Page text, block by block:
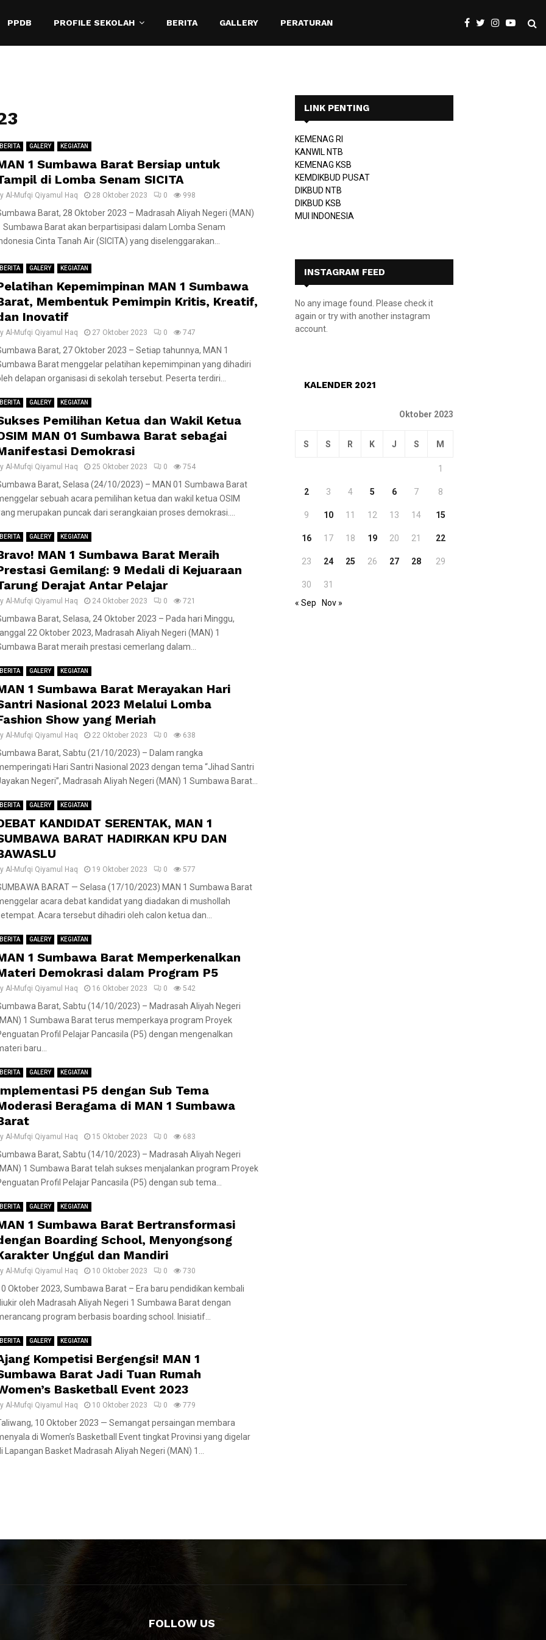
PPDB PROFILE SEKOLAH BERITA GALLERY PERATURAN
BERITA GALERY KEGIATAN
1 Sumbawa Barat Bersiap untuk
di Lomba Senam SICITA
Al-Mufqi Qiyamul Haq 28 Oktober 2023 0 998
Barat, 28 Oktober 2023 – Madrasah Aliyah Negeri (MAN)
Sumbawa Barat akan berpartisipasi dalam Lomba Senam
Cinta Tanah Air (SICITA) yang diselenggarakan...
BERITA GALERY KEGIATAN
Kepemimpinan MAN 1 Sumbawa
Membentuk Pemimpin Kritis, Kreatif,
Inovatif
Al-Mufqi Qiyamul Haq 27 Oktober 2023 0 747
Barat, 27 Oktober 2023 – Setiap tahunnya, MAN 1
Barat menggelar pelatihan kepemimpinan yang dihadiri
delapan organisasi di sekolah tersebut. Peserta terdiri...
BERITA GALERY KEGIATAN
Pemilihan Ketua dan Wakil Ketua
MAN 01 Sumbawa Barat sebagai
Demokrasi
Al-Mufqi Qiyamul Haq 25 Oktober 2023 0 754
Barat, Selasa (24/10/2023) – MAN 01 Sumbawa Barat
sebuah acara pemilihan ketua dan wakil ketua OSIM
merupakan puncak dari serangkaian proses demokrasi....
BERITA GALERY KEGIATAN
MAN 1 Sumbawa Barat Meraih
Gemilang: 9 Medali di Kejuaraan
Derajat Antar Pelajar
Al-Mufqi Qiyamul Haq 24 Oktober 2023 0 721
Barat, Selasa, 24 Oktober 2023 – Pada hari Minggu,
22 Oktober 2023, Madrasah Aliyah Negeri (MAN) 1
Barat meraih prestasi cemerlang dalam...
BERITA GALERY KEGIATAN
1 Sumbawa Barat Merayakan Hari
Nasional 2023 Melalui Lomba
Show yang Meriah
Al-Mufqi Qiyamul Haq 22 Oktober 2023 0 638
Barat, Sabtu (21/10/2023) – Dalam rangka
Hari Santri Nasional 2023 dengan tema “Jihad Santri
Negeri”, Madrasah Aliyah Negeri (MAN) 1 Sumbawa Barat...
BERITA GALERY KEGIATAN
KANDIDAT SERENTAK, MAN 1
BARAT HADIRKAN KPU DAN
Al-Mufqi Qiyamul Haq 19 Oktober 2023 0 577
BARAT — Selasa (17/10/2023) MAN 1 Sumbawa Barat
acara debat kandidat yang diadakan di mushollah
Acara tersebut dihadiri oleh calon ketua dan...
BERITA GALERY KEGIATAN
1 Sumbawa Barat Memperkenalkan
Demokrasi dalam Program P5
Al-Mufqi Qiyamul Haq 16 Oktober 2023 0 542
Barat, Sabtu (14/10/2023) – Madrasah Aliyah Negeri
1 Sumbawa Barat terus memperkaya program Proyek
Profil Pelajar Pancasila (P5) dengan mengenalkan
baru...
BERITA GALERY KEGIATAN
P5 dengan Sub Tema
Beragama di MAN 1 Sumbawa
Al-Mufqi Qiyamul Haq 15 Oktober 2023 0 683
Barat, Sabtu (14/10/2023) – Madrasah Aliyah Negeri
1 Sumbawa Barat telah sukses menjalankan program Proyek
Profil Pelajar Pancasila (P5) dengan sub tema...
BERITA GALERY KEGIATAN
1 Sumbawa Barat Bertransformasi
Boarding School, Menyongsong
Unggul dan Mandiri
Al-Mufqi Qiyamul Haq 10 Oktober 2023 0 730
Oktober 2023, Sumbawa Barat – Era baru pendidikan kembali
oleh Madrasah Aliyah Negeri 1 Sumbawa Barat dengan
program berbasis boarding school. Inisiatif...
BERITA GALERY KEGIATAN
Kompetisi Bergengsi! MAN 1
Barat Jadi Tuan Rumah
Basketball Event 2023
Al-Mufqi Qiyamul Haq 10 Oktober 2023 0 779
10 Oktober 2023 — Semangat persaingan membara
di Women’s Basketball Event tingkat Provinsi yang digelar
Lapangan Basket Madrasah Aliyah Negeri (MAN) 1...
LINK PENTING
KEMENAG RI
KANWIL NTB
KEMENAG KSB
KEMDIKBUD PUSAT
DIKBUD NTB
DIKBUD KSB
MUI INDONESIA
INSTAGRAM FEED
No any image found. Please check it
again or try with another instagram
account.
KALENDER 2021
Oktober 2023
S S R K J S M
1
2 3 4 5 6 7 8
9 10 11 12 13 14 15
16 17 18 19 20 21 22
23 24 25 26 27 28 29
30
31
« Sep
Nov »
FOLLOW US